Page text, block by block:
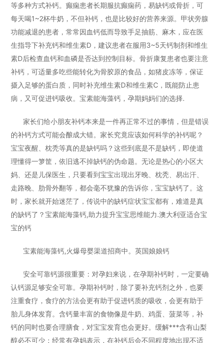
等多种方式补钙。癫痫患者长期服抗癫痫药，易缺钙或骨折，可
每天喝1~2杯牛奶，不但补钙，也是比较好的营养来源。甲状旁腺
功能减退的患者，常常因血钙低而导致手足抽筋、麻木，应在医
生指导下补充钙和维生素D，建议患者在服用3~5天钙制剂和维生
素D后检查血钙和血磷是否达到控制目标。骨折康复患者也要注意
补钙，可适量多吃些能转化为骨胶原的食品，如猪皮冻等，保证
摄入足够的蛋白质，同时补充维生素D和维生素C，既能防止患
病，又可促进钙吸收。宝素能海藻钙，孕期妈妈们的选择.
家长们给小朋友补钙本来是一件再正常不过的事情，但是错误
的补钙方式可能会酿成大错。家长究竟应该如何科学的补钙呢？
宝宝夜醒、枕秃等真的是缺钙吗？这些到底是不是缺钙，即使道
理懂得一箩筐，依旧逃不掉缺钙的伪命题。无论是热心的小区大
妈、还是儿保医生，只要看到宝宝出现出牙晚、枕秃、易出汗、
走路晚、肋骨外翻等，都会毫不犹豫的告诉你，宝宝缺钙了。这
时，家长就开始迷茫了，传说中的缺钙症状宝宝都有，难道是真
的缺钙了？宝素能海藻钙,助力提升宝宝思维能力.澳大利亚适合宝
宝的钙
宝素能海藻钙,火爆母婴渠道招商中。英国娘娘钙
安全可靠钙源很重要：对孕妇来说，在孕期补钙时，一定要确
认钙源足够安全可靠。孕期补钙时，除了要补充钙剂之外，也要
注重食疗，食疗的方法会更有助于促进钙质的吸收，会更有助于
胎儿身体发育。含钙量丰富的食物像是牛奶、鸡蛋、菠菜等，补
钙的同时也要合理膳食，对宝宝发育也会更好。缓解***含有山梨
醇必不可少：经常有孕妈表示，在补钙后会不同程度地出现不适